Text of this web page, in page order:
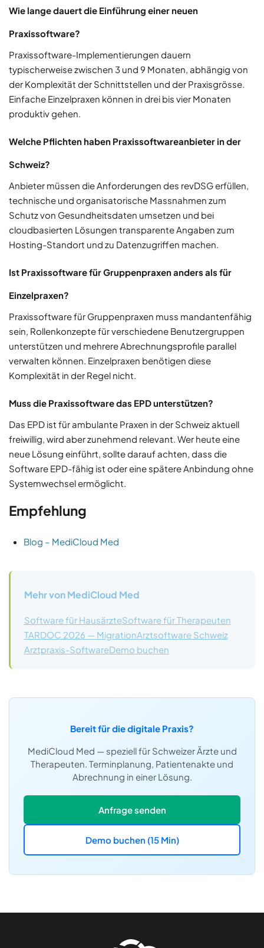
Wie lange dauert die Einführung einer neuen
Praxissoftware?
Praxissoftware-Implementierungen dauern
typischerweise zwischen 3 und 9 Monaten, abhängig von
der Komplexität der Schnittstellen und der Praxisgrösse.
Einfache Einzelpraxen können in drei bis vier Monaten
produktiv gehen.
Welche Pflichten haben Praxissoftwareanbieter in der
Schweiz?
Anbieter müssen die Anforderungen des revDSG erfüllen,
technische und organisatorische Massnahmen zum
Schutz von Gesundheitsdaten umsetzen und bei
cloudbasierten Lösungen transparente Angaben zum
Hosting-Standort und zu Datenzugriffen machen.
Ist Praxissoftware für Gruppenpraxen anders als für
Einzelpraxen?
Praxissoftware für Gruppenpraxen muss mandantenfähig
sein, Rollenkonzepte für verschiedene Benutzergruppen
unterstützen und mehrere Abrechnungsprofile parallel
verwalten können. Einzelpraxen benötigen diese
Komplexität in der Regel nicht.
Muss die Praxissoftware das EPD unterstützen?
Das EPD ist für ambulante Praxen in der Schweiz aktuell
freiwillig, wird aber zunehmend relevant. Wer heute eine
neue Lösung einführt, sollte darauf achten, dass die
Software EPD-fähig ist oder eine spätere Anbindung ohne
Systemwechsel ermöglicht.
Empfehlung
Blog – MediCloud Med
Mehr von MediCloud Med
Software für HausärzteSoftware für Therapeuten
TARDOC 2026 — MigrationArztsoftware Schweiz
Arztpraxis-SoftwareDemo buchen
Bereit für die digitale Praxis?
MediCloud Med — speziell für Schweizer Ärzte und
Therapeuten. Terminplanung, Patientenakte und
Abrechnung in einer Lösung.
Anfrage senden
Demo buchen (15 Min)